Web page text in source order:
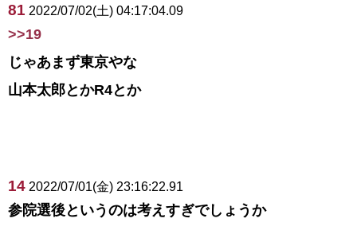
81 2022/07/02(土) 04:17:04.09
>>19
じゃあまず東京やな
山本太郎とかR4とか
14 2022/07/01(金) 23:16:22.91
参院選後というのは考えすぎでしょうか